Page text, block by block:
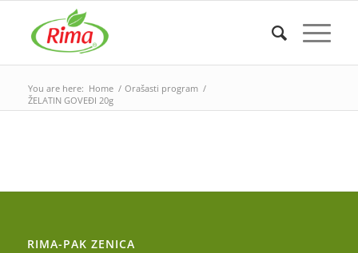
You are here: Home / Orašasti program /
ŽELATIN GOVEĐI 20g
RIMA-PAK ZENICA